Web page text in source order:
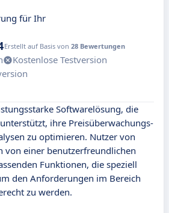
für Ihr
Erstellt auf Basis von 28 Bewertungen
Kostenlose Testversion
Softwarelösung, die
ihre Preisüberwachungs-
zu optimieren. Nutzer von
von einer benutzerfreundlichen
Funktionen, die speziell
den Anforderungen im Bereich
zu werden.